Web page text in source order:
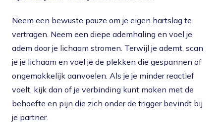
Neem een bewuste pauze om je eigen hartslag te
vertragen. Neem een diepe ademhaling en voel je
adem door je lichaam stromen. Terwijl je ademt, scan
je je lichaam en voel je de plekken die gespannen of
ongemakkelijk aanvoelen. Als je je minder reactief
voelt, kijk dan of je verbinding kunt maken met de
behoefte en pijn die zich onder de trigger bevindt bij
je partner.